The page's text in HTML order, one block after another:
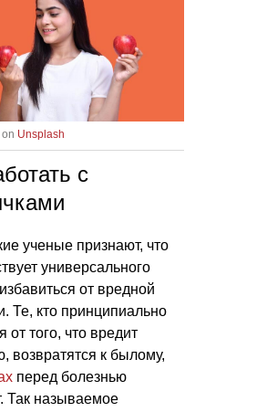
on Unsplash
с
ученые признают, что
универсального
от вредной
Те, кто принципиально
от того, что вредит
возвратятся к былому,
перед болезнью
Так называемое